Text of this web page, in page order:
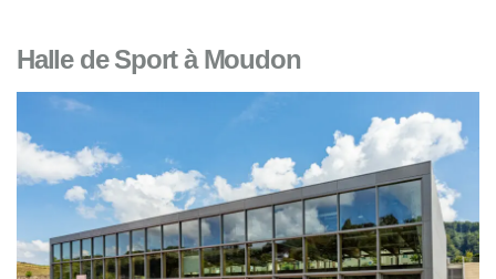
Halle de Sport à Moudon